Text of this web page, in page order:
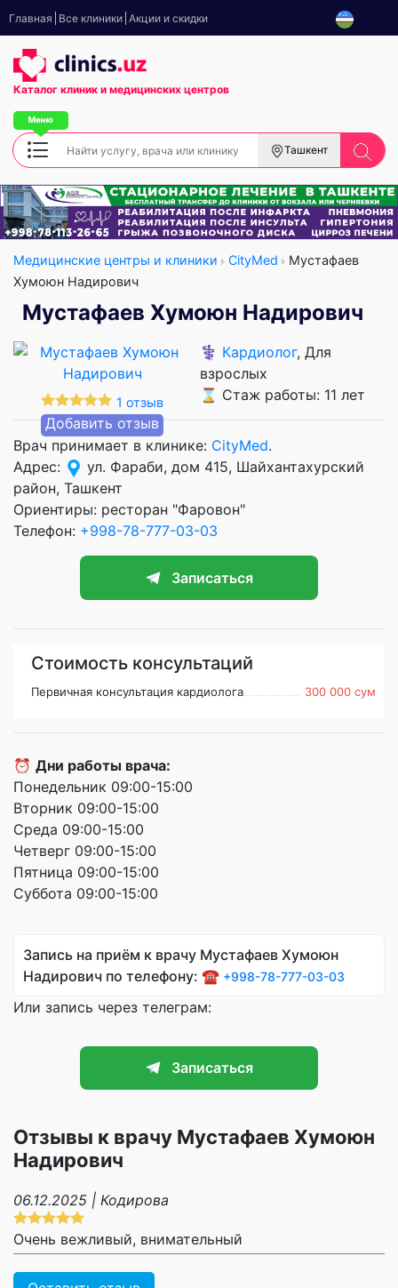
Главная Все клиники Акции и скидки
Каталог клиник и медицинских центров
Ташкент
Медицинские центры и клиники CityMed
Мустафаев
Хумоюн Надирович
Мустафаев Хумоюн Надирович
1 отзыв
Добавить отзыв
⚕️ Кардиолог, Для
взрослых
⌛ Стаж работы: 11 лет
Врач принимает в клинике: CityMed.
Адрес:
ул. Фараби, дом 415, Шайхантахурский
район, Ташкент
Ориентиры: ресторан "Фаровон"
Телефон: +998-78-777-03-03
Записаться
Стоимость консультаций
Первичная консультация кардиолога 300 000 сум
⏰ Дни работы врача:
Понедельник 09:00-15:00
Вторник 09:00-15:00
Среда 09:00-15:00
Четверг 09:00-15:00
Пятница 09:00-15:00
Суббота 09:00-15:00
Запись на приём к врачу Мустафаев Хумоюн
Надирович по телефону: ☎️ +998-78-777-03-03
Или запись через телеграм:
Записаться
Отзывы к врачу Мустафаев Хумоюн
Надирович
06.12.2025 | Кодирова
Очень вежливый, внимательный